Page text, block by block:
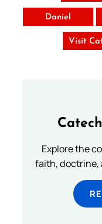
Daniel
Visit
Explore the
faith, doctrine,